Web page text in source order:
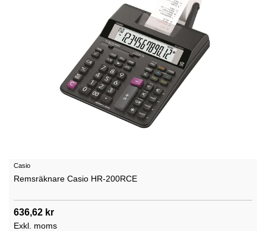
Casio
Remsräknare Casio HR-200RCE
636,62 kr
Exkl. moms